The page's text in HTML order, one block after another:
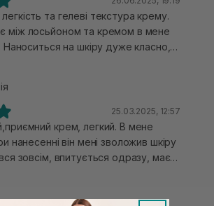
мені недостатньо зволожували
відчувала сухість на щоках і
цим кремом зволоження
мʼяка і доглянута.
та гелеві текстура крему.
між лосьйоном та кремом в мене
Наноситься на шкіру дуже класно,
Немає відчуття «багато» на
чи відчуття маски. ❤️ Для моєї
підійшов прекрасно саме в теплу
сухій його буде мало. Мені не
зволоження та наповнення.
мені схожий до травʼяного.
на літо, як на мене 🤤❤️
25.03.2025, 12:57
крем, легкий. В мене
нанесенні він мені зволожив шкіру
зовсім, впитується одразу, має
шкіра має гарне сяйво. На